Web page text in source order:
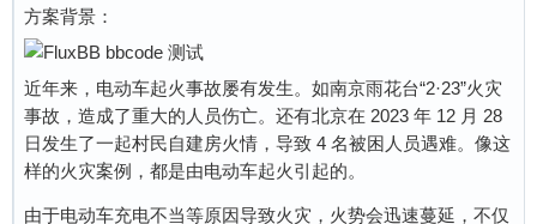
方案背景：
近年来，电动车起火事故屡有发生。如南京雨花台“2·23”火灾
事故，造成了重大的人员伤亡。还有北京在 2023 年 12 月 28
日发生了一起村民自建房火情，导致 4 名被困人员遇难。像这
样的火灾案例，都是由电动车起火引起的。
由于电动车充电不当等原因导致火灾，火势会迅速蔓延，不仅